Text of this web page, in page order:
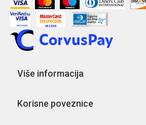
Više informacija
Korisne poveznice